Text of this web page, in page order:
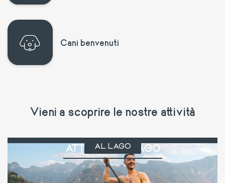
Cani benvenuti
Vieni a scoprire le nostre attività
ATTIVITÀ AL LAGO
AL LAGO